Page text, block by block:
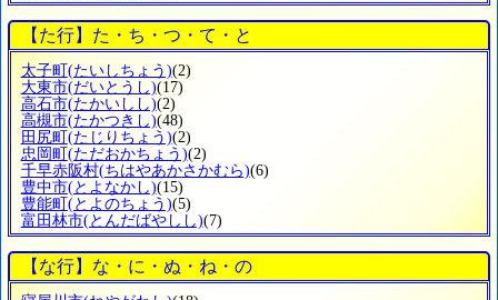
【た行】た・ち・つ・て・と
太子町 (たいしちょう)(2)
大東市(だいとうし)(17)
高石市(たかいしし)(2)
高槻市(たかつきし)(48)
田尻町 (たじりちょう)(2)
忠岡町 (ただおかちょう)(2)
千早赤阪村(ちはやあかさかむら)(6)
豊中市(とよなかし)(15)
豊能町 (とよのちょう)(5)
富田林市(とんだばやしし)(7)
【な行】な・に・ぬ・ね・の